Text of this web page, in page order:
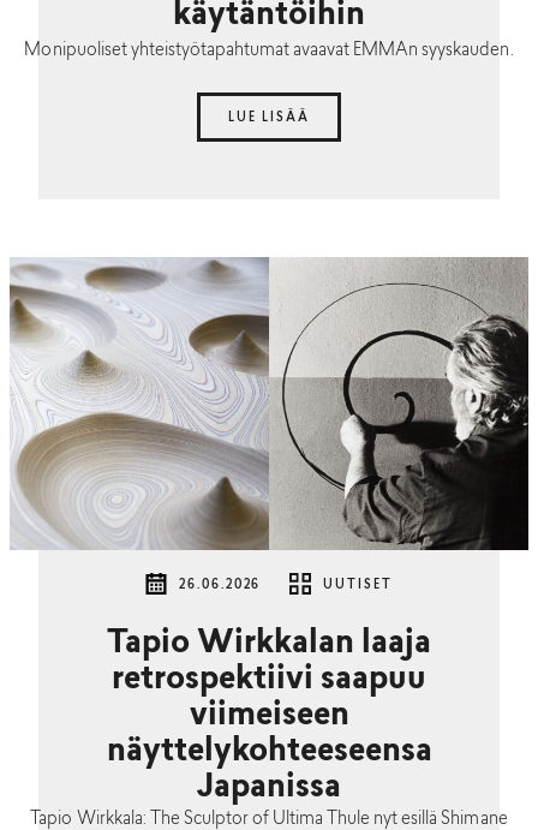
käytäntöihin
Monipuoliset yhteistyötapahtumat avaavat EMMAn syyskauden.
LUE LISÄÄ
26.06.2026 UUTISET
Tapio Wirkkalan laaja
retrospektiivi saapuu
viimeiseen
näyttelykohteeseensa
Japanissa
Tapio Wirkkala: The Sculptor of Ultima Thule nyt esillä Shimane